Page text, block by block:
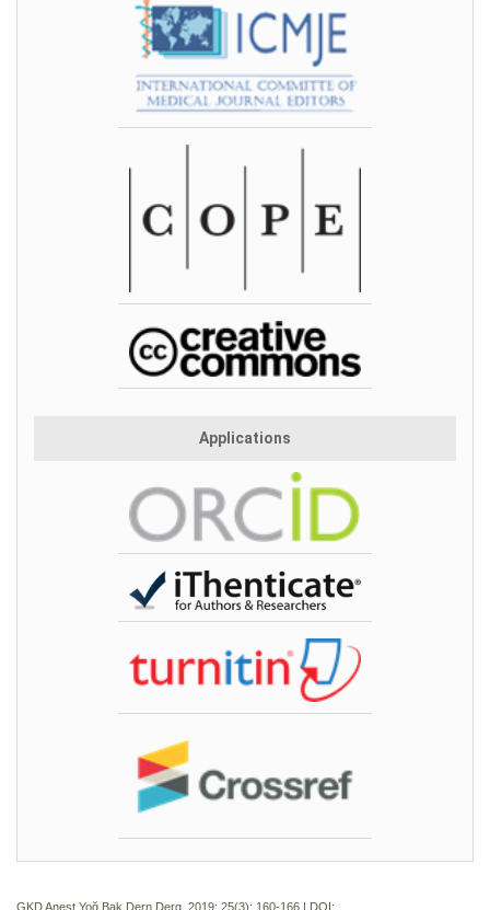
Applications
GKD Anest Yoğ Bak Dern Derg. 2019; 25(3): 160-166 | DOI: